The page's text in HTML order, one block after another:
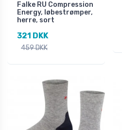
Falke RU Compression
Energy, løbestrømper,
herre, sort
321 DKK
459 DKK